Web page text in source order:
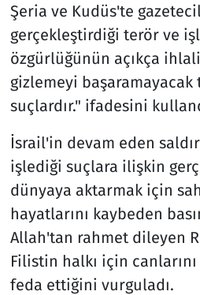
Şeria ve Kudüs'te
gerçekleştirdiği terör ve
özgürlüğünün açıkça
gizlemeyi
suçlardır." ifadesini
İsrail'in devam eden
işlediği suçlara ilişkin
dünyaya aktarmak için
hayatlarını kaybeden
Allah'tan rahmet dileyen
Filistin halkı için
feda ettiğini vurguladı.